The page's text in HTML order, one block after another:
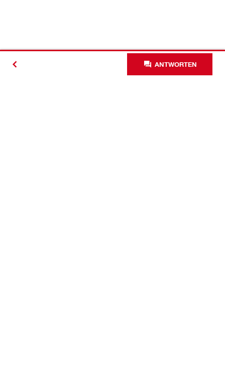
ANTWORTEN